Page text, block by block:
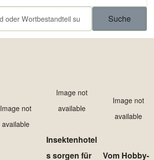
Image not
available
Image not
available
Insektenhotel
s sorgen für
Image not
available
Vom Hobby-